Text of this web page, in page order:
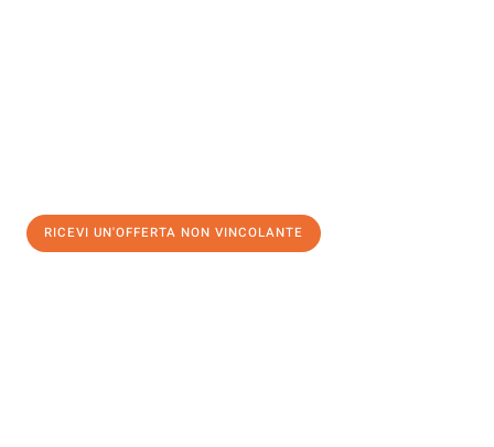
RICEVI UN'OFFERTA NON VINCOLANTE